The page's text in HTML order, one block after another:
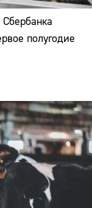
полугодие